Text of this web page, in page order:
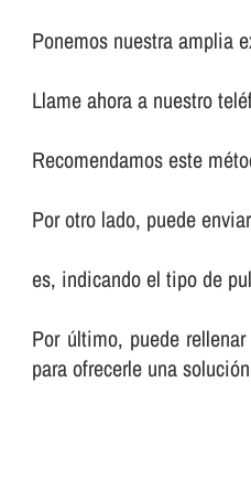
Ponemos nuestra amplia
Llame ahora a nuestro
Recomendamos este
Por otro lado, puede
es, indicando el tipo de
Por último, puede
para ofrecerle una